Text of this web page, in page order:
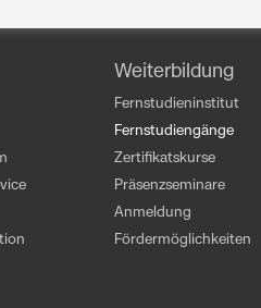
Weiterbildung
Fernstudieninstitut
Fernstudiengänge
Zertifikatskurse
Präsenzseminare
Anmeldung
Fördermöglichkeiten